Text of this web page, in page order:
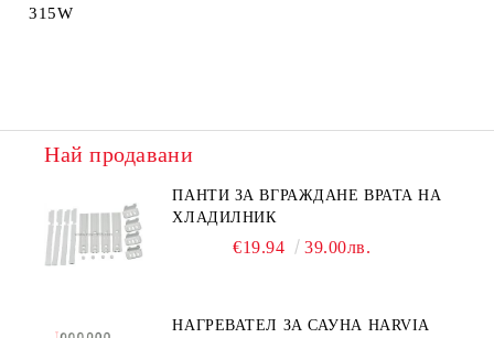
315W
Най продавани
ПАНТИ ЗА ВГРАЖДАНЕ ВРАТА НА
ХЛАДИЛНИК
€19.94 39.00лв.
НАГРЕВАТЕЛ ЗА САУНА HARVIA